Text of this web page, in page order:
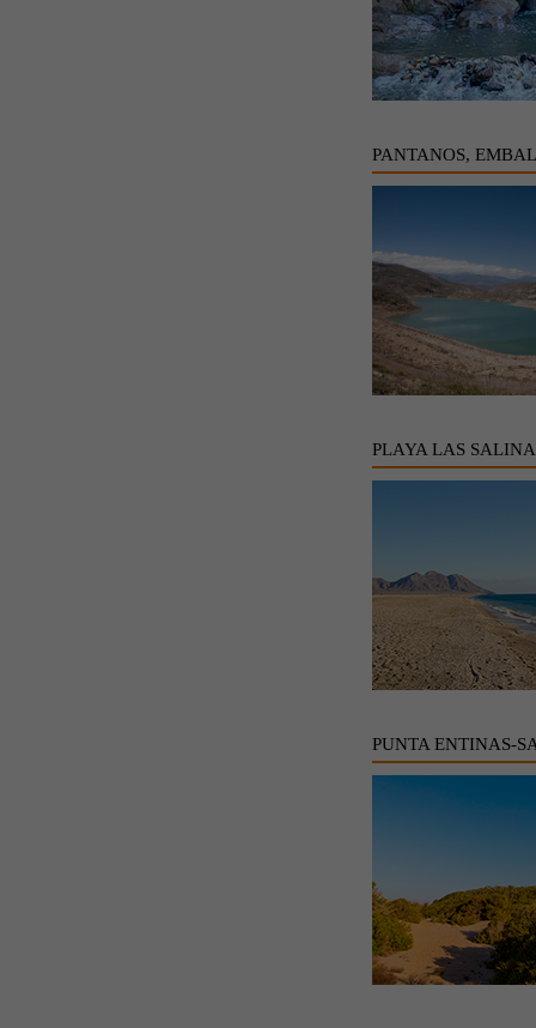
PANTANOS,
PLAYA LAS
PUNTA ENTINAS-